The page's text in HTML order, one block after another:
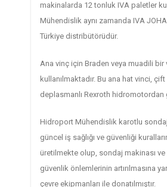
makinalarda 12 tonluk IVA paletler
Mühendislik aynı zamanda IVA
Türkiye distribütörüdür.
Ana vinç için Braden veya muadili bir
kullanılmaktadır. Bu ana hat vinci, çift
deplasmanlı Rexroth hidromotordan
Hidroport Mühendislik karotlu sondaj
güncel iş sağlığı ve güvenliği
üretilmekte olup, sondaj makinası
güvenlik önlemlerinin artırılmasına
çevre ekipmanları ile donatılmıştır.